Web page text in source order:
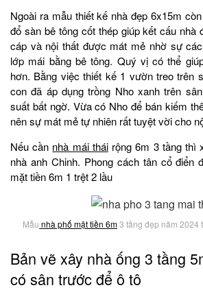
Ngoài ra mẫu thiết kế nhà đẹp 6x15m
đổ sàn bê tông cốt thép giúp kết cấu
cáp và nội thất được mát mẻ nhờ sự
lớp mái bằng bê tông. Quý vị có thể
hơn. Bằng việc thiết kế 1 vườn treo trên
con đã áp dụng trồng Nho xanh trên
suất bất ngờ. Vừa có Nho để bán kiếm
nên sự mát mẻ tự nhiên rất tuyệt vời cho
Nếu cần nhà mái tháirộng 6m 3 tầng thì
nhà anh Chinh. Phong cách tân cổ điển
mặt tiền 6m 1 trệt 2 lầu
Mẫu nhà phố mặt tiền 6m3 tầng đẹp năm 2024
Bản vẽ xây nhà ống 3 tầng
có sân trước để ô tô